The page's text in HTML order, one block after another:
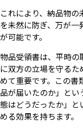
これにより、納品物
を未然に防ぎ、万が一
が可能です。
物品受領書は、平時
に双方の立場を守る
めて重要です。この
品が届いたのか」と
態はどうだったか」
める効果を持ちます。